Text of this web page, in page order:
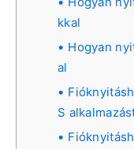
kkal
Hogyan
al
S